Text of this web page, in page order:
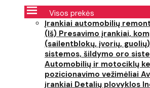
Visos prekės
Įrankiai automobilių
(Iš) Presavimo įrankiai,
(sailentblokų, įvorių, guolių)
sistemos, šildymo oro
Automobilių ir motociklų
pozicionavimo vežimėliai
įrankiai Detalių plovyklos